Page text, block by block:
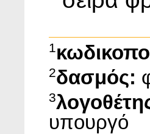
1
2δασμός:
3
υπουργό